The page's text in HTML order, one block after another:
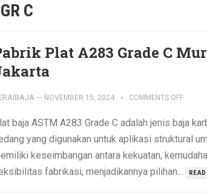
C
Plat A283 Grade C
— NOVEMBER 15, 2024 COMMENTS OFF
baja ASTM A283 Grade C adalah jenis baja
yang digunakan untuk aplikasi struktural
keseimbangan antara kekuatan,
fabrikasi, menjadikannya pilihan...